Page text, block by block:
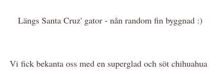
Längs Santa Cruz' gator - nån random fin byggnad :)
Vi fick bekanta oss med en superglad och söt chihuahua